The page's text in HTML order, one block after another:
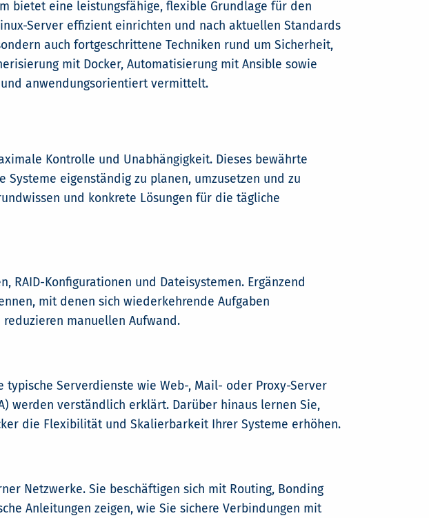
bietet eine leistungsfähige, flexible Grundlage für den
Server effizient einrichten und nach aktuellen Standards
auch fortgeschrittene Techniken rund um Sicherheit,
mit Docker, Automatisierung mit Ansible sowie
anwendungsorientiert vermittelt.
Kontrolle und Unabhängigkeit. Dieses bewährte
eigenständig zu planen, umzusetzen und zu
und konkrete Lösungen für die tägliche
RAID-Konfigurationen und Dateisystemen. Ergänzend
mit denen sich wiederkehrende Aufgaben
manuellen Aufwand.
Serverdienste wie Web-, Mail- oder Proxy-Server
werden verständlich erklärt. Darüber hinaus lernen Sie,
die Flexibilität und Skalierbarkeit Ihrer Systeme erhöhen.
Netzwerke. Sie beschäftigen sich mit Routing, Bonding
Anleitungen zeigen, wie Sie sichere Verbindungen mit